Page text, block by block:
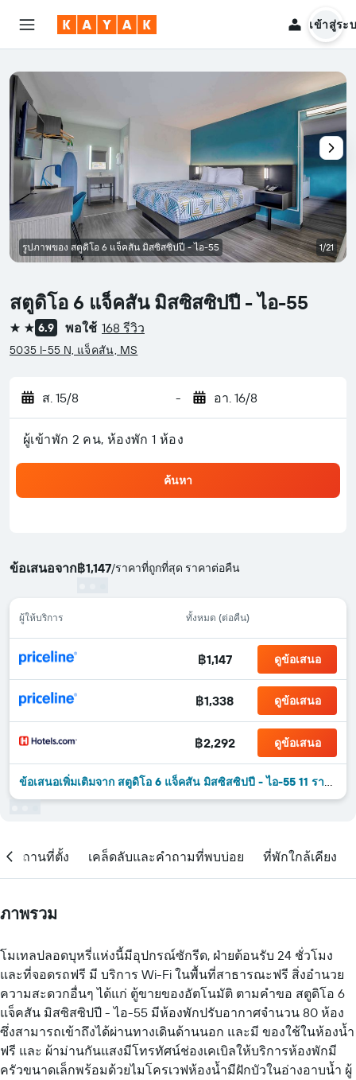
เข้าสู่ระ
สตูดิโอ 6 แจ็คสัน มิสซิสซิปปี - ไอ-55
2 ดาว6.9 พอใช้ 168 รีวิว
5035 I-55 N, แจ็คสัน, MS
ส. 15/8 - อา. 16/8
ผู้เข้าพัก 2 คน, ห้องพัก 1 ห้อง
ค้นหา
ข้อเสนอจาก฿1,147/ราคาที่ถูกที่สุด ราคาต่อคืน
ผู้ให้บริการ ทั้งหมด (ต่อคืน)
฿1,147 ดูข้อเสนอ
฿1,338 ดูข้อเสนอ
฿2,292 ดูข้อเสนอ
ข้อเสนอเพิ่มเติมจาก สตูดิโอ 6 แจ็คสัน มิสซิสซิปปี - ไอ-55 11 รายการ
รูปภาพของ สตูดิโอ 6 แจ็คสัน มิสซิสซิปปี - ไอ-55 1/21
สถานที่ตั้ง เคล็ดลับและคำถามที่พบบ่อย ที่พักใกล้เคียง
ภาพรวม
โมเทลปลอดบุหรี่แห่งนี้มีอุปกรณ์ซักรีด, ฝ่ายต้อนรับ 24 ชั่วโมง
และที่จอดรถฟรี มี บริการ Wi-Fi ในพื้นที่สาธารณะฟรี สิ่งอำนวย
ความสะดวกอื่นๆ ได้แก่ ตู้ขายของอัตโนมัติ ตามคำขอ สตูดิโอ 6
แจ็คสัน มิสซิสซิปปี - ไอ-55 มีห้องพักปรับอากาศจำนวน 80 ห้อง
ซึ่งสามารถเข้าถึงได้ผ่านทางเดินด้านนอก และมี ของใช้ในห้องน้ำ
ฟรี และ ผ้าม่านกันแสงมีโทรทัศน์ช่องเคเบิลให้บริการห้องพักมี
ครัวขนาดเล็กพร้อมด้วยไมโครเวฟห้องน้ำมีฝักบัวในอ่างอาบน้ำ ผู้